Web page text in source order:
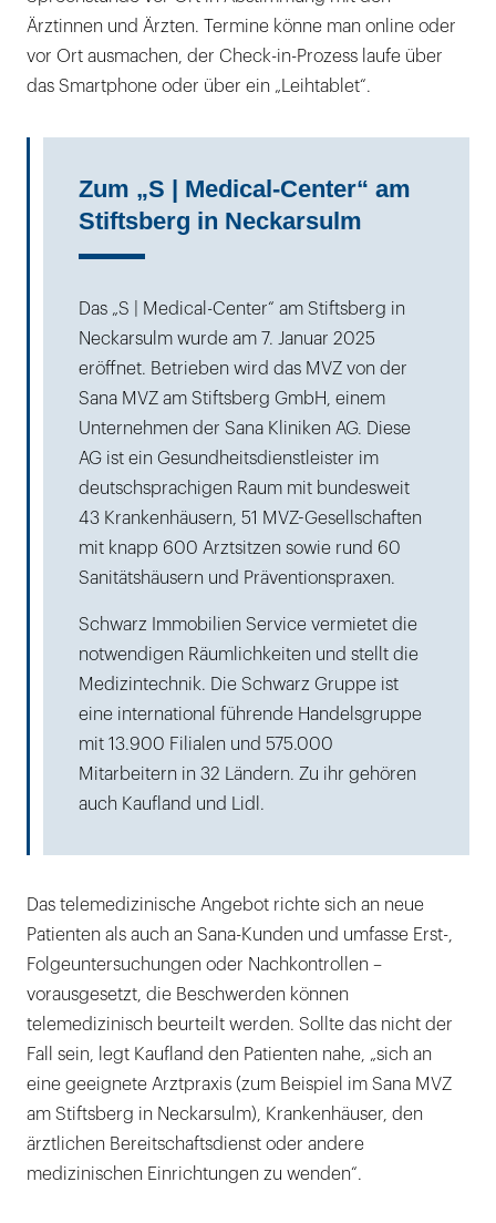
Ärztinnen und Ärzten. Termine könne man online oder
vor Ort ausmachen, der Check-in-Prozess laufe über
das Smartphone oder über ein „Leihtablet“.
Zum „S | Medical-Center“ am
Stiftsberg in Neckarsulm
Das „S | Medical-Center“ am Stiftsberg in
Neckarsulm wurde am 7. Januar 2025
eröffnet. Betrieben wird das MVZ von der
Sana MVZ am Stiftsberg GmbH, einem
Unternehmen der Sana Kliniken AG. Diese
AG ist ein Gesundheitsdienstleister im
deutschsprachigen Raum mit bundesweit
43 Krankenhäusern, 51 MVZ-Gesellschaften
mit knapp 600 Arztsitzen sowie rund 60
Sanitätshäusern und Präventionspraxen.
Schwarz Immobilien Service vermietet die
notwendigen Räumlichkeiten und stellt die
Medizintechnik. Die Schwarz Gruppe ist
eine international führende Handelsgruppe
mit 13.900 Filialen und 575.000
Mitarbeitern in 32 Ländern. Zu ihr gehören
auch Kaufland und Lidl.
Das telemedizinische Angebot richte sich an neue
Patienten als auch an Sana-Kunden und umfasse Erst-,
Folgeuntersuchungen oder Nachkontrollen –
vorausgesetzt, die Beschwerden können
telemedizinisch beurteilt werden. Sollte das nicht der
Fall sein, legt Kaufland den Patienten nahe, „sich an
eine geeignete Arztpraxis (zum Beispiel im Sana MVZ
am Stiftsberg in Neckarsulm), Krankenhäuser, den
ärztlichen Bereitschaftsdienst oder andere
medizinischen Einrichtungen zu wenden“.